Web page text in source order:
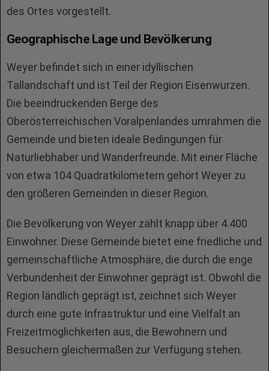
des Ortes vorgestellt.
Geographische Lage und Bevölkerung
Weyer befindet sich in einer idyllischen
Tallandschaft und ist Teil der Region Eisenwurzen.
Die beeindruckenden Berge des
Oberösterreichischen Voralpenlandes umrahmen die
Gemeinde und bieten ideale Bedingungen für
Naturliebhaber und Wanderfreunde. Mit einer Fläche
von etwa 104 Quadratkilometern gehört Weyer zu
den größeren Gemeinden in dieser Region.
Die Bevölkerung von Weyer zählt knapp über 4.400
Einwohner. Diese Gemeinde bietet eine friedliche und
gemeinschaftliche Atmosphäre, die durch die enge
Verbundenheit der Einwohner geprägt ist. Obwohl die
Region ländlich geprägt ist, zeichnet sich Weyer
durch eine gute Infrastruktur und eine Vielfalt an
Freizeitmöglichkeiten aus, die Bewohnern und
Besuchern gleichermaßen zur Verfügung stehen.